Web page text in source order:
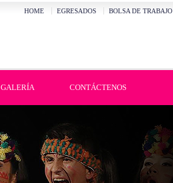
HOME EGRESADOS BOLSA DE TRABAJO
GALERÍA CONTÁCTENOS